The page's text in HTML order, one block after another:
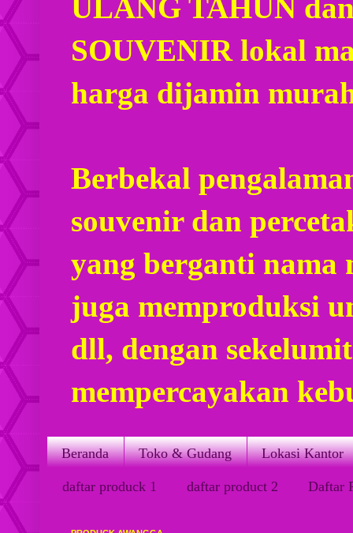
ULANG TAHUN
SOUVENIR lokal
harga dijamin
Berbekal
souvenir dan
yang berganti nama
juga memproduksi
dll, dengan
mempercayakan
Beranda Toko & Gudang Lokasi Kantor
daftar produck 1 daftar product 2 Daftar